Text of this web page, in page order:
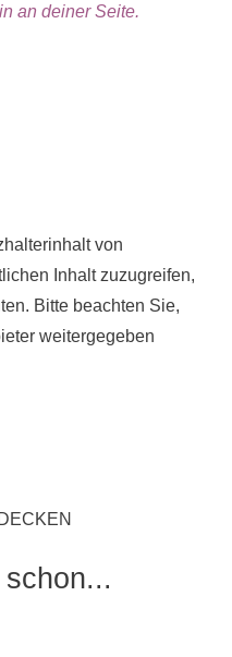
an deiner Seite.
von
Inhalt zuzugreifen,
Bitte beachten Sie,
weitergegeben